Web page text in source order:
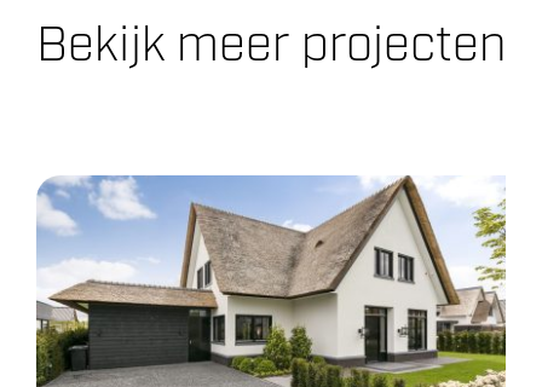
Bekijk meer projecten